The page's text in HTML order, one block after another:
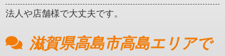
法人や店舗様で大丈夫です。
滋賀県高島市高島エリアで